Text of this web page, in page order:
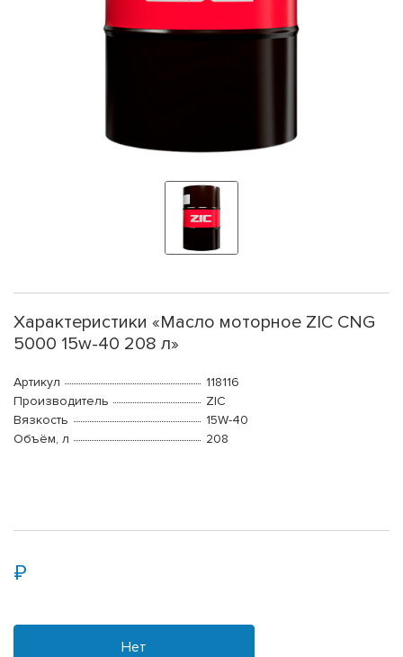
Характеристики «Масло моторное ZIC CNG
5000 15w-40 208 л»
Артикул
118116
Производитель
ZIC
Вязкость
15W-40
Объём, л
208
Нет